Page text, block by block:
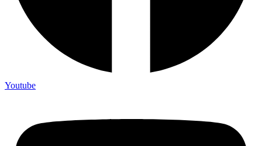
Youtube